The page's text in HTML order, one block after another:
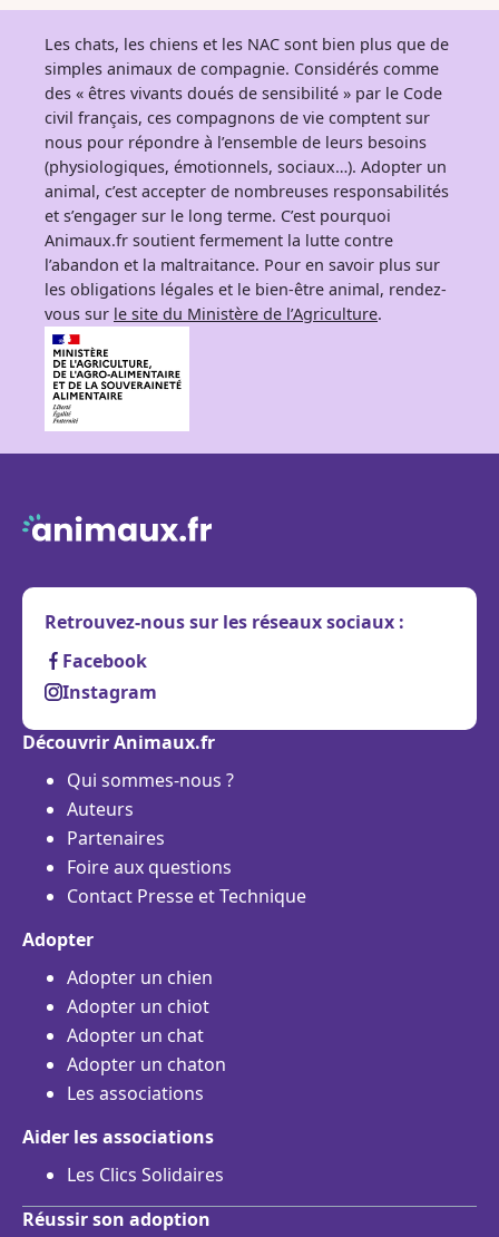
Les chats, les chiens et les NAC sont bien plus que de
simples animaux de compagnie. Considérés comme
des « êtres vivants doués de sensibilité » par le Code
civil français, ces compagnons de vie comptent sur
nous pour répondre à l’ensemble de leurs besoins
(physiologiques, émotionnels, sociaux…). Adopter un
animal, c’est accepter de nombreuses responsabilités
et s’engager sur le long terme. C’est pourquoi
Animaux.fr soutient fermement la lutte contre
l’abandon et la maltraitance. Pour en savoir plus sur
les obligations légales et le bien-être animal, rendez-
vous sur le site du Ministère de l’Agriculture.
Retrouvez-nous sur les réseaux sociaux :
Facebook
Instagram
Découvrir Animaux.fr
Qui sommes-nous ?
Auteurs
Partenaires
Foire aux questions
Contact Presse et Technique
Adopter
Adopter un chien
Adopter un chiot
Adopter un chat
Adopter un chaton
Les associations
Aider les associations
Les Clics Solidaires
Réussir son adoption